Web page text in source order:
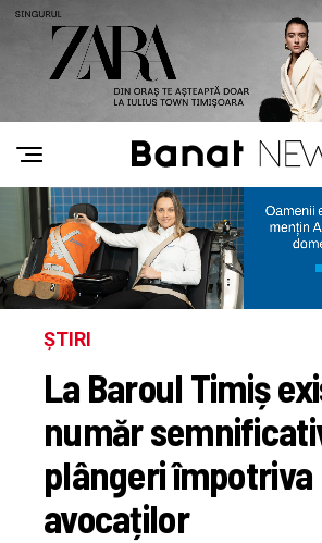
ȘTIRI
La Baroul Timiș
număr
plângeri împotriva
avocaților